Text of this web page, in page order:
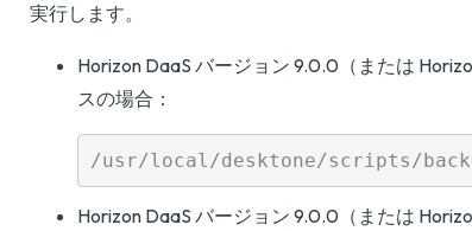
実行します。
Horizon DaaS バージョン 9.0.0（または
スの場合：
Horizon DaaS バージョン 9.0.0（または